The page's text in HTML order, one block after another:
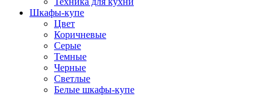
Шкафы-купе
Цвет
Коричневые
Серые
Темные
Черные
Светлые
Белые шкафы-купе